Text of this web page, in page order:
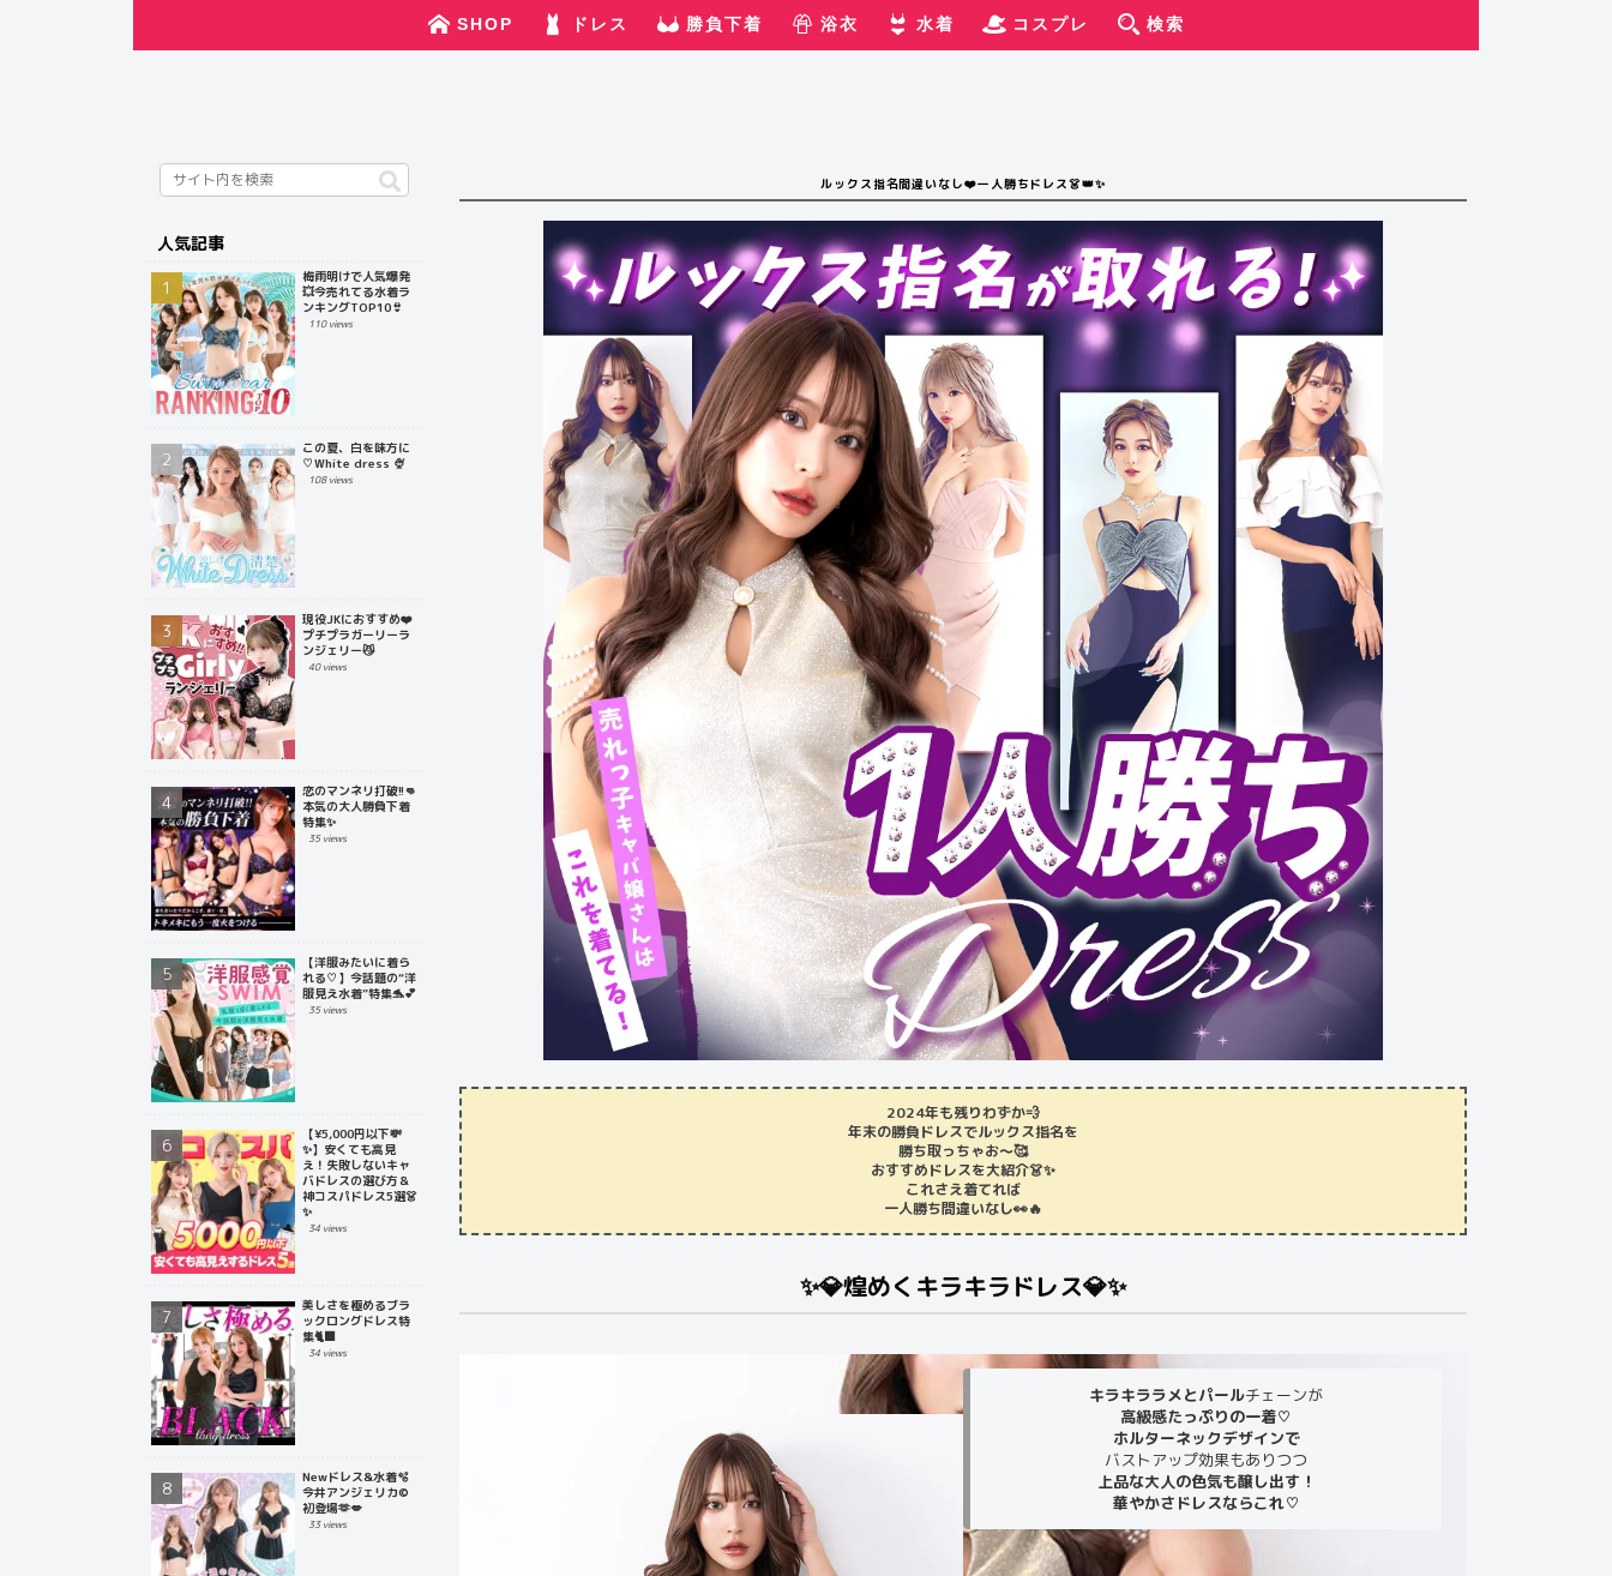
SHOP ドレス 勝負下着 浴衣 水着 コスプレ 検索
ルックス指名間違いなし❤️一人勝ちドレス👗👑✨
2024年も残りわずか💨
年末の勝負ドレスでルックス指名を
勝ち取っちゃお〜🥰
おすすめドレスを大紹介👗✨
これさえ着てれば
一人勝ち間違いなし👀🔥
✨💎煌めくキラキラドレス💎✨
キラキララメとパールチェーンが
高級感たっぷりの一着♡
ホルターネックデザインで
バストアップ効果もありつつ
上品な大人の色気も醸し出す！
華やかさドレスならこれ♡
人気記事
梅雨明けで人気爆発
💥今売れてる水着ラ
ンキングTOP10👙
110 views
この夏、白を味方に
♡White dress 🍨
108 views
現役JKにおすすめ❤️
プチプラガーリーラ
ンジェリー😼
40 views
恋のマンネリ打破!!👊
本気の大人勝負下着
特集✨
35 views
【洋服みたいに着ら
れる♡】今話題の“洋
服見え水着”特集🐬💕
35 views
【¥5,000円以下💸
✨】安くても高見
え！失敗しないキャ
バドレスの選び方＆
神コスパドレス5選👗
✨
34 views
美しさを極めるブラ
ックロングドレス特
集🐈‍⬛
34 views
Newドレス&水着🫧
今井アンジェリカ©
初登場🫶💋
33 views